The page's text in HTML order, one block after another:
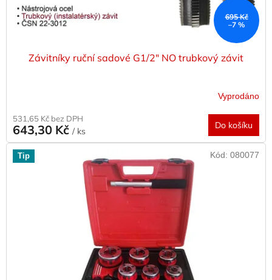
695 Kč
–7 %
Závitníky ruční sadové G1/2" NO trubkový závit
Vyprodáno
531,65 Kč bez DPH
643,30 Kč / ks
Do košíku
Tip Kód: 080077